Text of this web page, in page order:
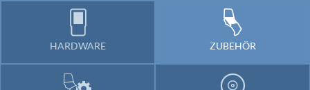
HARDWARE ZUBEHÖR